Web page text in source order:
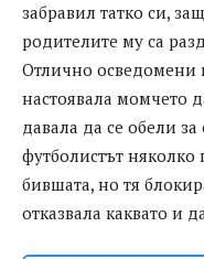
забравил татко си,
родителите му са
Отлично осведомени
настоявала момчето
давала да се обели
футболистът няколко
бившата, но тя
отказвала каквато и